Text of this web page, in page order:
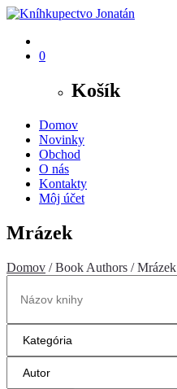
0
Košík
Domov
Novinky
Obchod
O nás
Kontakty
Môj účet
Mrázek
Domov / Book Authors / Mrázek